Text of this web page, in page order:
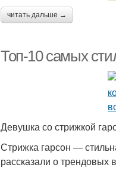
читать дальше →
Топ-10 самых
Девушка со стрижкой
Стрижка гарсон —
рассказали о трендовых